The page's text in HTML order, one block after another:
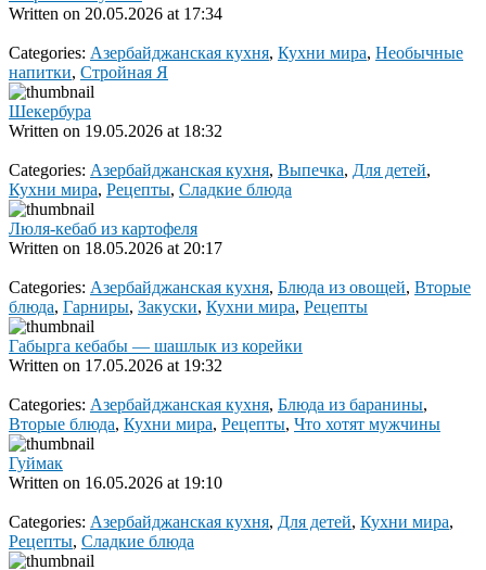
Written on 20.05.2026 at 17:34
Categories: Азербайджанская кухня, Кухни мира, Необычные
напитки, Стройная Я
Шекербура
Written on 19.05.2026 at 18:32
Categories: Азербайджанская кухня, Выпечка, Для детей,
Кухни мира, Рецепты, Сладкие блюда
Люля-кебаб из картофеля
Written on 18.05.2026 at 20:17
Categories: Азербайджанская кухня, Блюда из овощей, Вторые
блюда, Гарниры, Закуски, Кухни мира, Рецепты
Габырга кебабы — шашлык из корейки
Written on 17.05.2026 at 19:32
Categories: Азербайджанская кухня, Блюда из баранины,
Вторые блюда, Кухни мира, Рецепты, Что хотят мужчины
Гуймак
Written on 16.05.2026 at 19:10
Categories: Азербайджанская кухня, Для детей, Кухни мира,
Рецепты, Сладкие блюда